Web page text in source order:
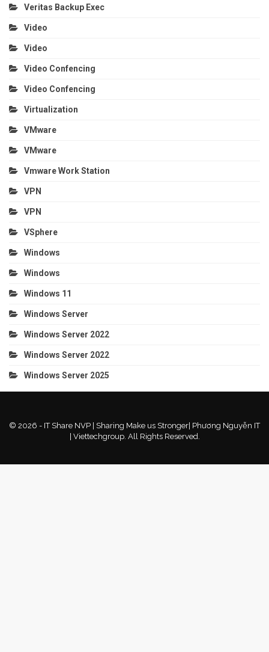
Veritas Backup Exec
Video
Video
Video Confencing
Video Confencing
Virtualization
VMware
VMware
Vmware Work Station
VPN
VPN
VSphere
Windows
Windows
Windows 11
Windows Server
Windows Server 2022
Windows Server 2022
Windows Server 2025
© 2026 - IT Share NVP | Sharing Make us Stronger| Phương Nguyễn IT
| Viettechgroup. All Rights Reserved.